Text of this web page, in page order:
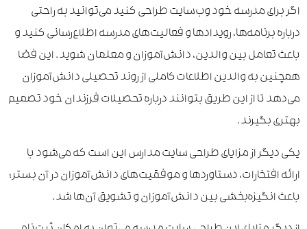
اگر برای مدرسه خود وب‌سایت طراحی کنید می‌توانید به راحتی
درباره برنامه‌ها، رویدادها و فعالیت‌های مدرسه اطلاع‌رسانی کنید و
باعث تعامل بین والدین، دانش‌آموزان و معلمان شوید. این فضا
همچنین به والدین اطلاعات کاملی از روند تحصیلی دانش‌آموزان
می‌دهد تا از این طریق بتوانند درباره تحصیلات فرزندان خود تصمیم
بهتری بگیرند.
یکی دیگر از مزایای طراحی سایت مدارس این است که می‌شود با
ارائه افتخارات، دستاوردها و موفقیت‌های دانش‌آموزان در آن بستر؛
باعث انگیزه‌بخشی بین دانش‌آموزان و تشویق آن‌ها شد.